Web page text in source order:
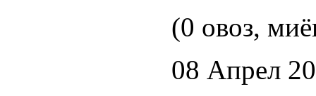
(0 овоз,
08 Апрел